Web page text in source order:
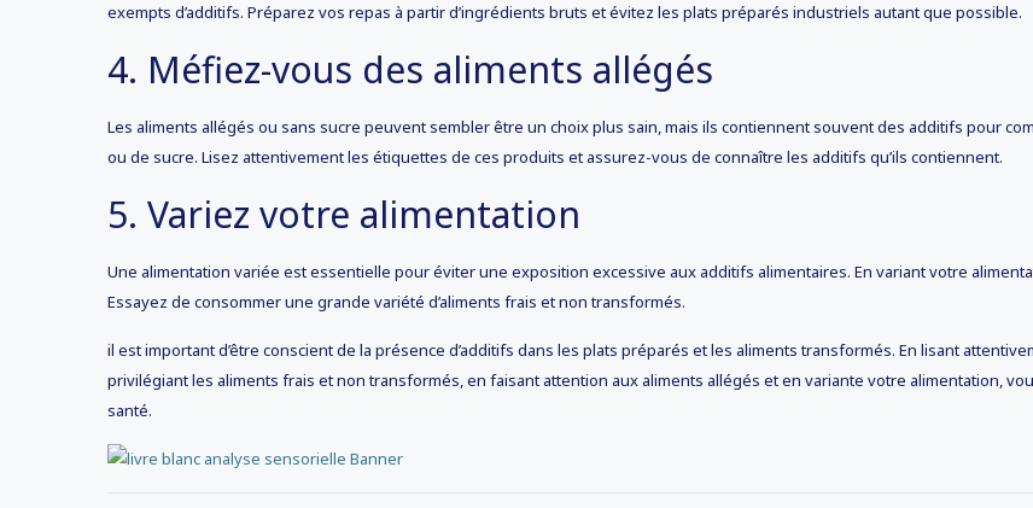
exempts d’additifs. Préparez vos repas à partir d’ingrédients bruts et évitez les plats préparés industriels autant que possible.
4. Méfiez-vous des aliments allégés
Les aliments allégés ou sans sucre peuvent sembler être un choix plus sain, mais ils contiennent souvent des additifs pour
ou de sucre. Lisez attentivement les étiquettes de ces produits et assurez-vous de connaître les additifs qu’ils contiennent.
5. Variez votre alimentation
Une alimentation variée est essentielle pour éviter une exposition excessive aux additifs alimentaires. En variant votre
Essayez de consommer une grande variété d’aliments frais et non transformés.
il est important d’être conscient de la présence d’additifs dans les plats préparés et les aliments transformés. En lisant
privilégiant les aliments frais et non transformés, en faisant attention aux aliments allégés et en variante votre alimentation,
santé.